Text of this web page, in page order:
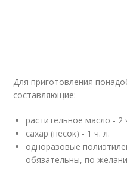
Для приготовления
составляющие:
растительное масло - 2
сахар (песок) - 1 ч. л.
одноразовые
обязательны, по